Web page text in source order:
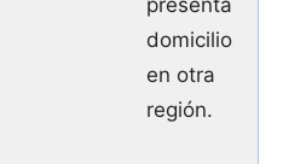
presenta
domicilio
en otra
región.